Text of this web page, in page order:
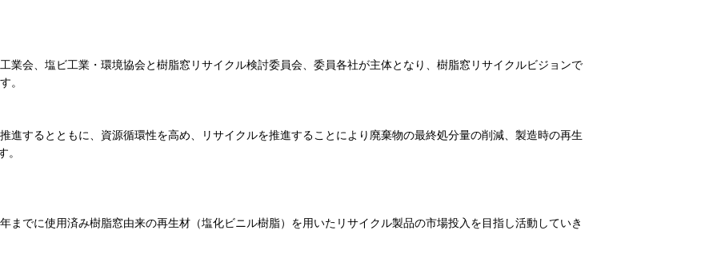
業会、塩ビ工業・環境協会と樹脂窓リサイクル検討委員会、委員各社が主体となり、樹脂窓リサイクルビジョンで
。
進するとともに、資源循環性を高め、リサイクルを推進することにより廃棄物の最終処分量の削減、製造時の再生
。
までに使用済み樹脂窓由来の再生材（塩化ビニル樹脂）を用いたリサイクル製品の市場投入を目指し活動していき